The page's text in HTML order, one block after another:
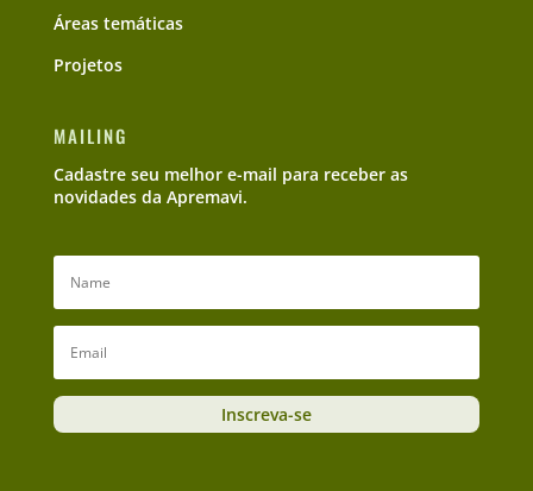
Áreas temáticas
Projetos
MAILING
Cadastre seu melhor e-mail para receber as
novidades da Apremavi.
Inscreva-se